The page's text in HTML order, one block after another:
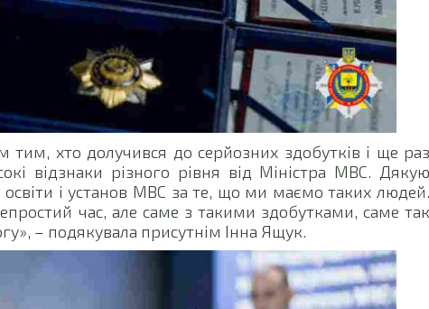
тим, хто долучився до серйозних здобутків і ще раз
відзнаки різного рівня від Міністра МВС. Дякую
і установ МВС за те, що ми маємо таких людей.
час, але саме з такими здобутками, саме так
– подякувала присутнім Інна Ящук.